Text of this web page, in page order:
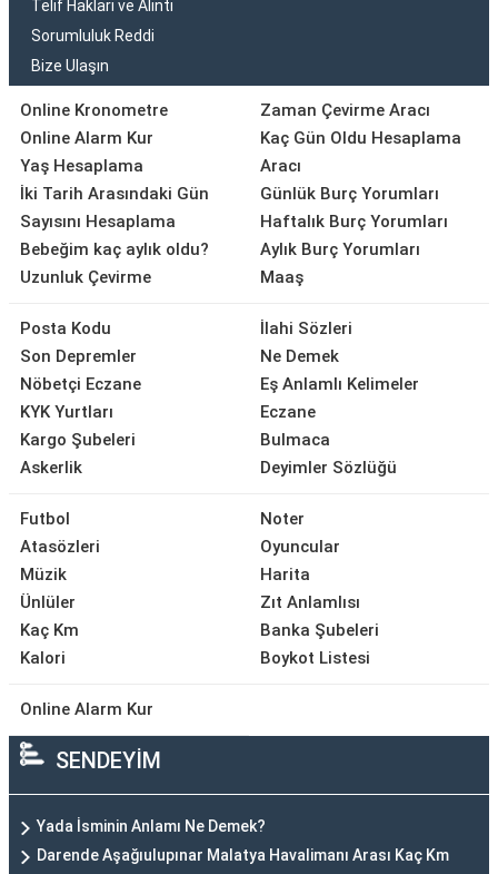
Telif Hakları ve Alıntı
Sorumluluk Reddi
Bize Ulaşın
Online Kronometre
Online Alarm Kur
Yaş Hesaplama
İki Tarih Arasındaki Gün
Sayısını Hesaplama
Bebeğim kaç aylık oldu?
Uzunluk Çevirme
Zaman Çevirme Aracı
Kaç Gün Oldu Hesaplama
Aracı
Günlük Burç Yorumları
Haftalık Burç Yorumları
Aylık Burç Yorumları
Maaş
Posta Kodu
Son Depremler
Nöbetçi Eczane
KYK Yurtları
Kargo Şubeleri
Askerlik
İlahi Sözleri
Ne Demek
Eş Anlamlı Kelimeler
Eczane
Bulmaca
Deyimler Sözlüğü
Futbol
Atasözleri
Müzik
Ünlüler
Kaç Km
Kalori
Noter
Oyuncular
Harita
Zıt Anlamlısı
Banka Şubeleri
Boykot Listesi
Online Alarm Kur
SENDEYİM
Yada İsminin Anlamı Ne Demek?
Darende Aşağıulupınar Malatya Havalimanı Arası Kaç Km